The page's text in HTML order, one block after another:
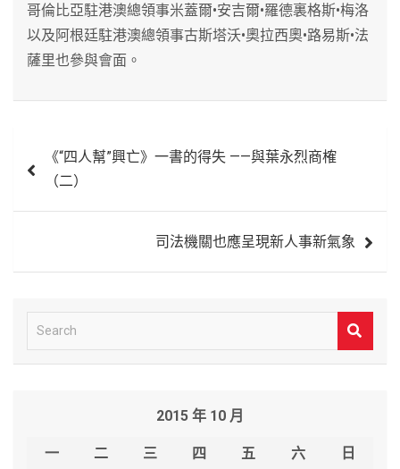
哥倫比亞駐港澳總領事米蓋爾•安吉爾•羅德裏格斯•梅洛
以及阿根廷駐港澳總領事古斯塔沃•奧拉西奧•路易斯•法
薩里也參與會面。
章
《“四人幫”興亡》一書的得失 ——與葉永烈商榷
（二）
司法機關也應呈現新人事新氣象
e
2015 年 10 月
一 二 三 四 五 六 日